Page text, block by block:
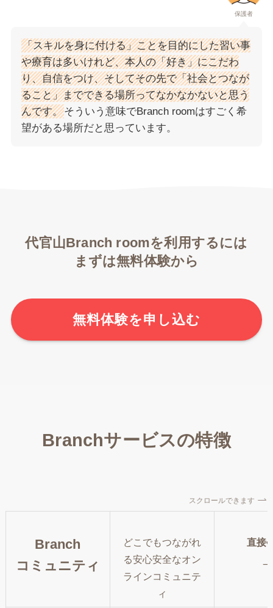
保護者
「スキルを身に付ける」ことを目的にした習い事
や療育は多いけれど、本人の「好き」にこだわ
り、自信をつけ、そしてその先で「社会とつなが
ること」までできる場所ってなかなかないと思う
んです。そういう意味でBranch roomはすごく希
望がある場所だと思っています。
代官山Branch roomを利用するには
まずは無料体験から
無料体験を申し込む
Branchサービスの特徴
スクロールできます
Branch
コミュニティ
どこでもつながれ
る安心安全なオン
ラインコミュニテ
ィ
直接